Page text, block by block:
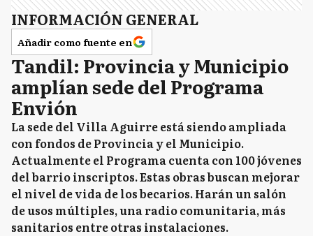
INFORMACIÓN GENERAL
Añadir como fuente en
Tandil: Provincia y Municipio
amplían sede del Programa
Envión
La sede del Villa Aguirre está siendo ampliada
con fondos de Provincia y el Municipio.
Actualmente el Programa cuenta con 100 jóvenes
del barrio inscriptos. Estas obras buscan mejorar
el nivel de vida de los becarios. Harán un salón
de usos múltiples, una radio comunitaria, más
sanitarios entre otras instalaciones.